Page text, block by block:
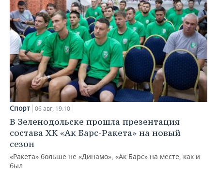
Спорт 06 авг, 19:10
В Зеленодольске прошла презентация
состава ХК «Ак Барс-Ракета» на новый
сезон
«Ракета» больше не «Динамо», «Ак Барс» на месте, как и
был